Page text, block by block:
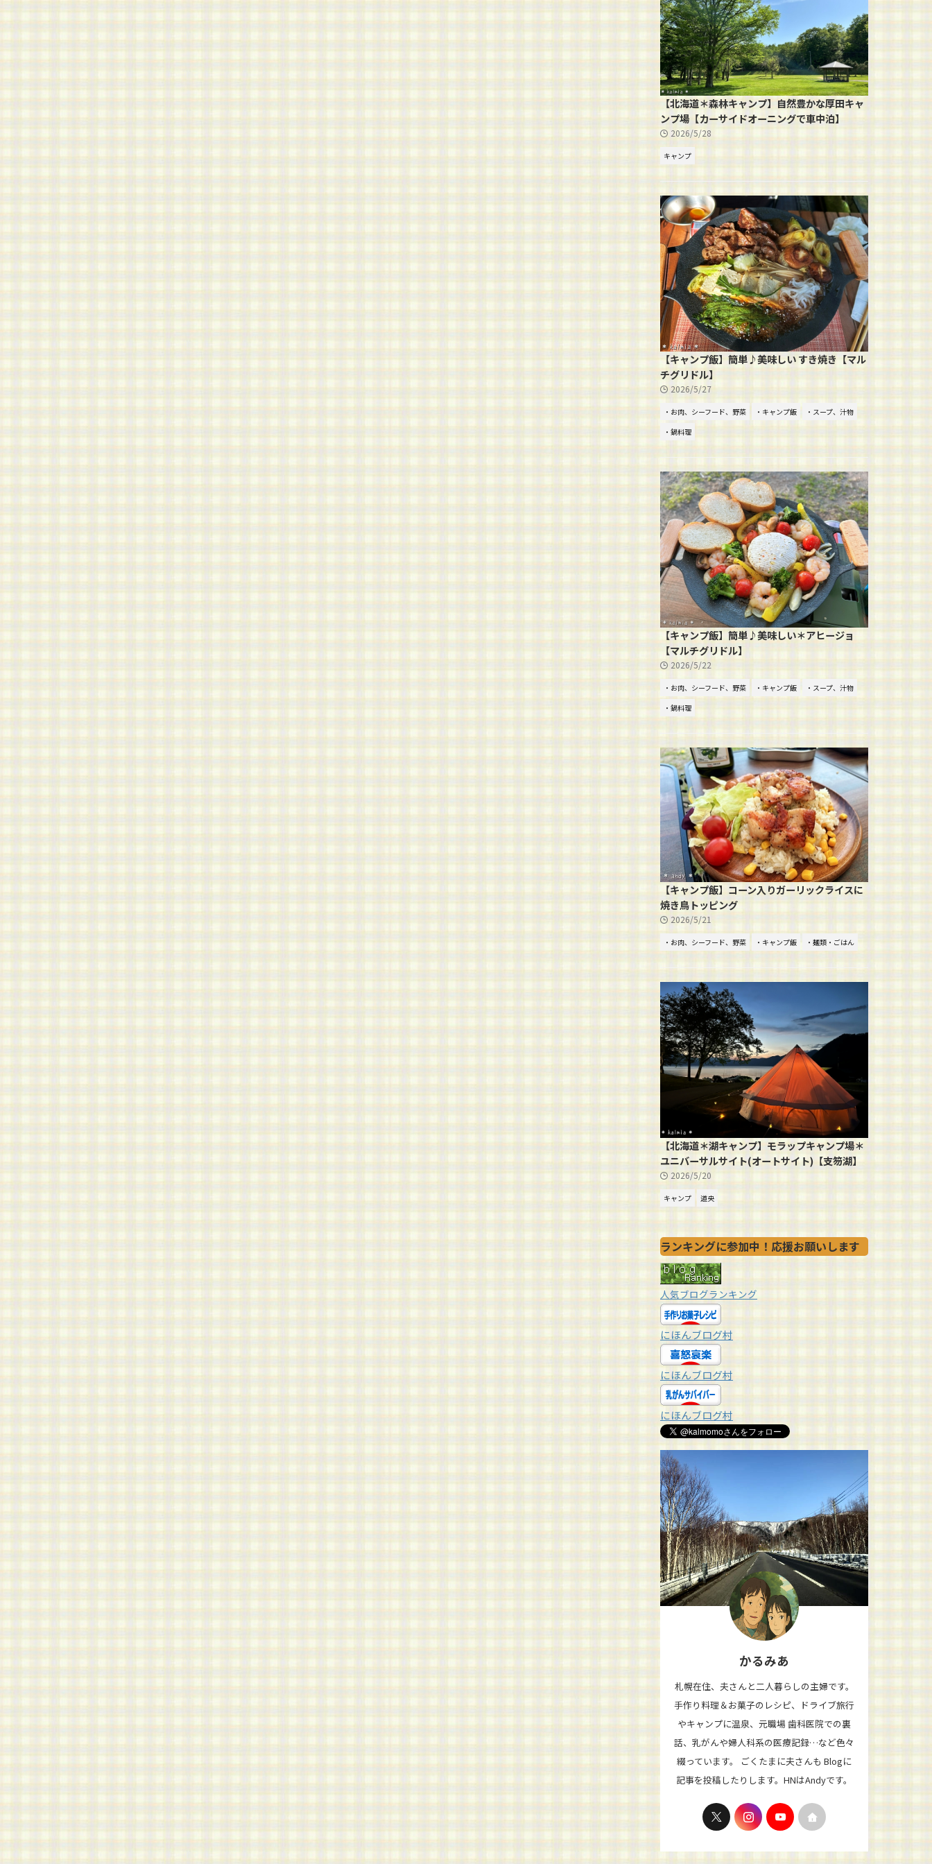
【北海道＊森林キャンプ】自然豊かな厚田キャ
ンプ場【カーサイドオーニングで車中泊】
2026/5/28
キャンプ
【キャンプ飯】簡単♪美味しい すき焼き【マル
チグリドル】
2026/5/27
・お肉、シーフード、野菜 ・キャンプ飯
・スープ、汁物
・鍋料理
【キャンプ飯】簡単♪美味しい＊アヒージョ
【マルチグリドル】
2026/5/22
・お肉、シーフード、野菜 ・キャンプ飯
・スープ、汁物
・鍋料理
【キャンプ飯】コーン入りガーリックライスに
焼き鳥トッピング
2026/5/21
・お肉、シーフード、野菜 ・キャンプ飯 ・麺類・ごはん
【北海道＊湖キャンプ】モラップキャンプ場＊
ユニバーサルサイト(オートサイト)【支笏湖】
2026/5/20
キャンプ 道央
ランキングに参加中！応援お願いします
人気ブログランキング
にほんブログ村
にほんブログ村
にほんブログ村
かるみあ
札幌在住、夫さんと二人暮らしの主婦です。
手作り料理＆お菓子のレシピ、ドライブ旅行
やキャンプに温泉、元職場 歯科医院での裏
話、乳がんや婦人科系の医療記録…など色々
綴っています。 ごくたまに夫さんも Blogに
記事を投稿したりします。HNはAndyです。